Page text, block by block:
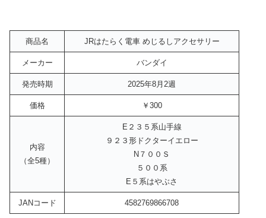
商品名 JRはたらく電車 めじるしアクセサリー
メーカー バンダイ
発売時期 2025年8月2週
価格 ￥300
内容
（全5種）
E２３５系山手線
９２３形ドクターイエロー
N７００Ｓ
５００系
E５系はやぶさ
JANコード 4582769866708